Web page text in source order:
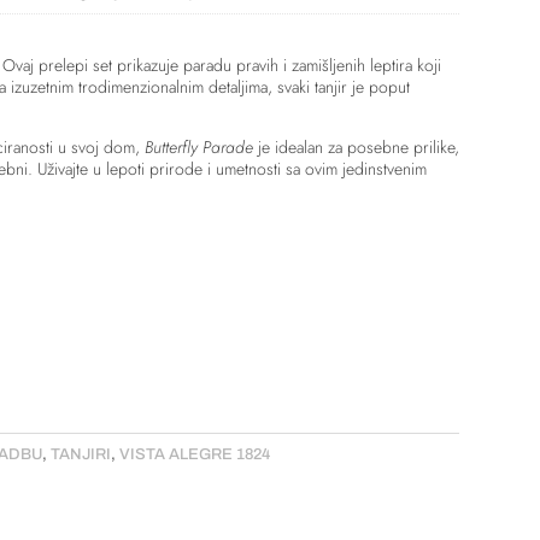
prelepi set prikazuje paradu pravih i zamišljenih leptira koji
izuzetnim trodimenzionalnim detaljima, svaki tanjir je poput
u svoj dom, Butterfly Paradeje idealan za posebne prilike,
Uživajte u lepoti prirode i umetnosti sa ovim jedinstvenim
, TANJIRI, VISTA ALEGRE 1824